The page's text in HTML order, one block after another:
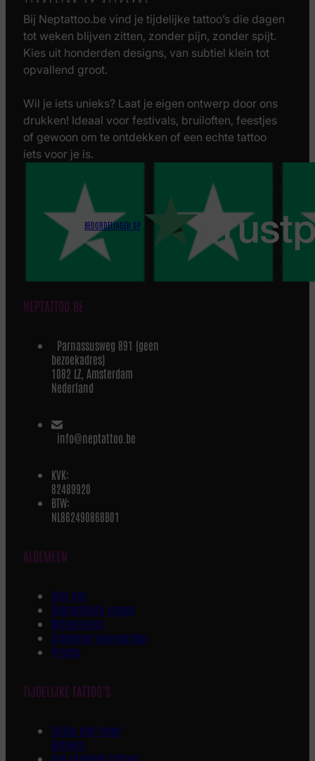
Bij Neptattoo.be vind je tijdelijke tattoo’s die dagen
tot weken blijven zitten, zonder pijn, zonder spijt.
Kies uit honderden designs, van subtiel klein tot
opvallend groot.
Wil je iets unieks? Laat je eigen ontwerp door ons
drukken! Ideaal voor festivals, bruiloften, feestjes
of gewoon om te ontdekken of een echte tattoo
iets voor je is.
BEOORDELINGEN OP
NEPTATTOO.BE
Parnassusweg 891 (geen
bezoekadres)
1082 LZ, Amsterdam
Nederland
info@neptattoo.be
KVK:
82489920
BTW:
NL862490868B01
ALGEMEEN
Over ons
Veelgestelde vragen
Retourneren
Algemene voorwaarden
Privacy
TIJDELIJKE TATTOO’S
Tattoo met eigen
ontwerp